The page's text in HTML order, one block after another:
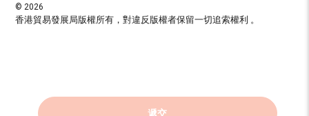
遞交
© 2026
香港貿易發展局版權所有，對違反版權者保留一切追索權利 。